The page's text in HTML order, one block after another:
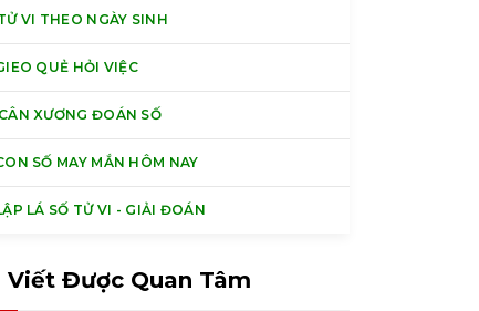
VI THEO NGÀY SINH
QUẺ HỎI VIỆC
XƯƠNG ĐOÁN SỐ
SỐ MAY MẮN HÔM NAY
LÁ SỐ TỬ VI - GIẢI ĐOÁN
Viết Được Quan Tâm